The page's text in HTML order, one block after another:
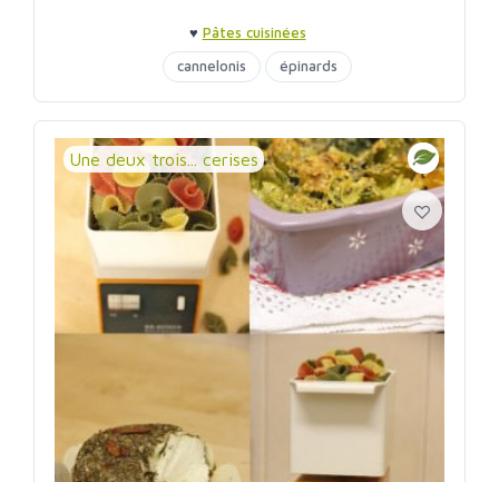
♥ Pâtes cuisinées
cannelonis
épinards
Une deux trois... cerises